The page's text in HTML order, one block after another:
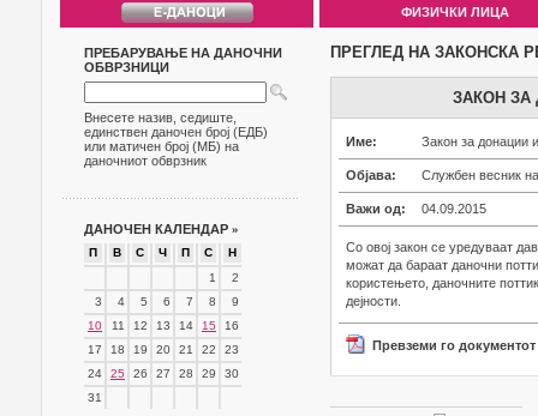
ФИЗИЧКИ ЛИЦА
ПРЕБАРУВАЊЕ НА ДАНОЧНИ
ОБВРЗНИЦИ
Внесете назив, седиште,
единствен даночен број (ЕДБ)
или матичен број (МБ) на
даночниот обврзник
ДАНОЧЕН КАЛЕНДАР »
П В С Ч П С
Н
1
2
3
4 5 6 7 8
9
10
11 12 13 14 15
16
17
18 19 20 21 22
23
24
25 26 27 28 29
30
31
ПРЕГЛЕД НА ЗАКОНСКА
ЗАКОН ЗА
Име: Закон за донации
Објава: Службен весник
Важи од: 04.09.2015
Со овој закон се уредуваат
можат да бараат даночни
користењето, даночните
дејности.
Превземи го документот